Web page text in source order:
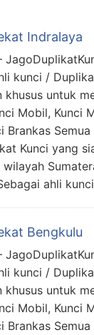
Indralaya
kunci /
khusus untuk
Mobil, Kunci
Brankas
Kunci yang
ahli
Bengkulu
kunci /
khusus untuk
Mobil, Kunci
Brankas